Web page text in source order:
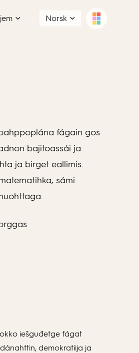
Norsk
fágain gos
bajitoassái ja
ja birget eallimis.
sámi
iešguđetge fágat
demokratiija ja